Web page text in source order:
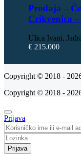
Prodaja –
Crikvenica –
Ulica Ivani,
€ 215.000
Copyright © 2018 -
Copyright © 2018 -
Prijava
Prijava